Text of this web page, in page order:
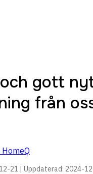
gott
från
21 | Uppdaterad: 2024-